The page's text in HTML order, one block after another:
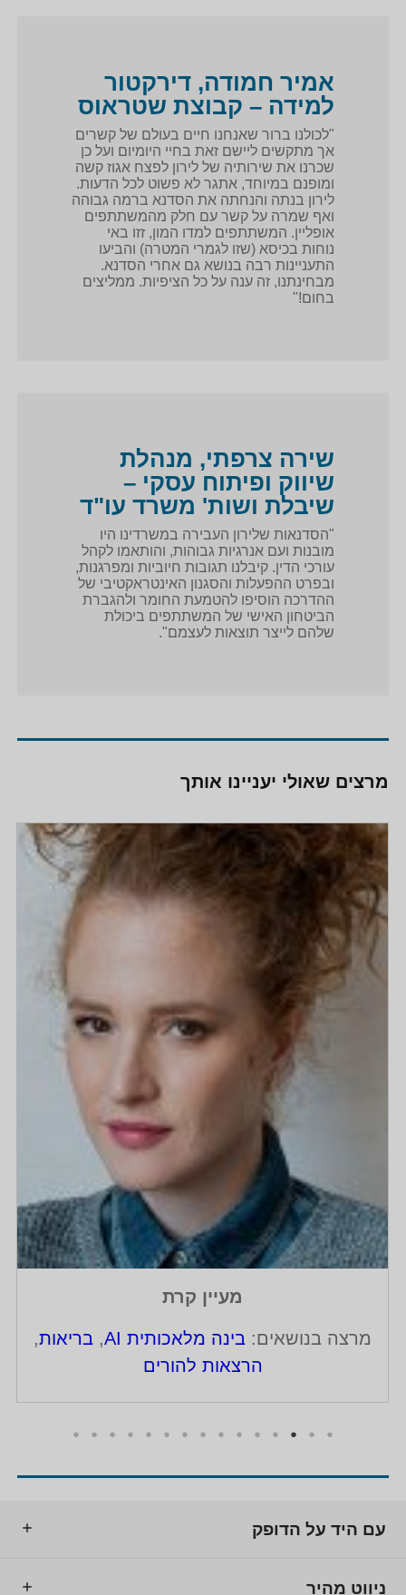
אמיר חמודה, דירקטור
למידה – קבוצת שטראוס
"לכולנו ברור שאנחנו חיים בעולם של קשרים
אך מתקשים ליישם זאת בחיי היומיום ועל כן
שכרנו את שירותיה של לירון לפצח אגוז קשה
ומופנם במיוחד, אתגר לא פשוט לכל הדעות.
לירון בנתה והנחתה את הסדנא ברמה גבוהה
ואף שמרה על קשר עם חלק מהמשתתפים
אופליין. המשתתפים למדו המון, זזו באי
נוחות בכיסא (שזו לגמרי המטרה) והביעו
התעניינות רבה בנושא גם אחרי הסדנא.
מבחינתנו, זה ענה על כל הציפיות. ממליצים
בחום!"
שירה צרפתי, מנהלת
שיווק ופיתוח עסקי –
שיבלת ושות' משרד עו"ד
"הסדנאות שלירון העבירה במשרדינו היו
מובנות ועם אנרגיות גבוהות, והותאמו לקהל
עורכי הדין. קיבלנו תגובות חיוביות ומפרגנות,
ובפרט ההפעלות והסגנון האינטראקטיבי של
ההדרכה הוסיפו להטמעת החומר ולהגברת
הביטחון האישי של המשתתפים ביכולת
שלהם לייצר תוצאות לעצמם".
מרצים שאולי יעניינו אותך
מעיין קרת
מרצה בנושאים: בינה מלאכותית AI , בריאות,
הרצאות להורים
עם היד על הדופק
ניווט מהיר